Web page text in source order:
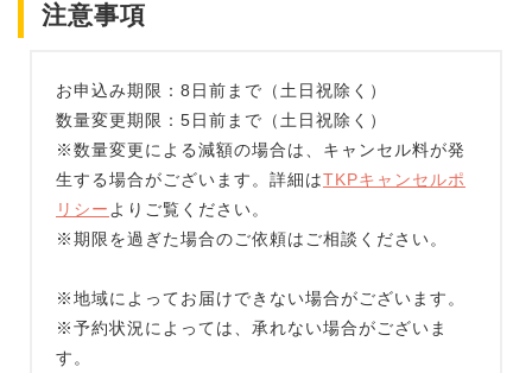
注意事項
お申込み期限：8日前まで（土日祝除く）
数量変更期限：5日前まで（土日祝除く）
※数量変更による減額の場合は、キャンセル料が発
生する場合がございます。詳細はTKPキャンセルポ
リシー よりご覧ください。
※期限を過ぎた場合のご依頼はご相談ください。
※地域によってお届けできない場合がございます。
※予約状況によっては、承れない場合がございま
す。